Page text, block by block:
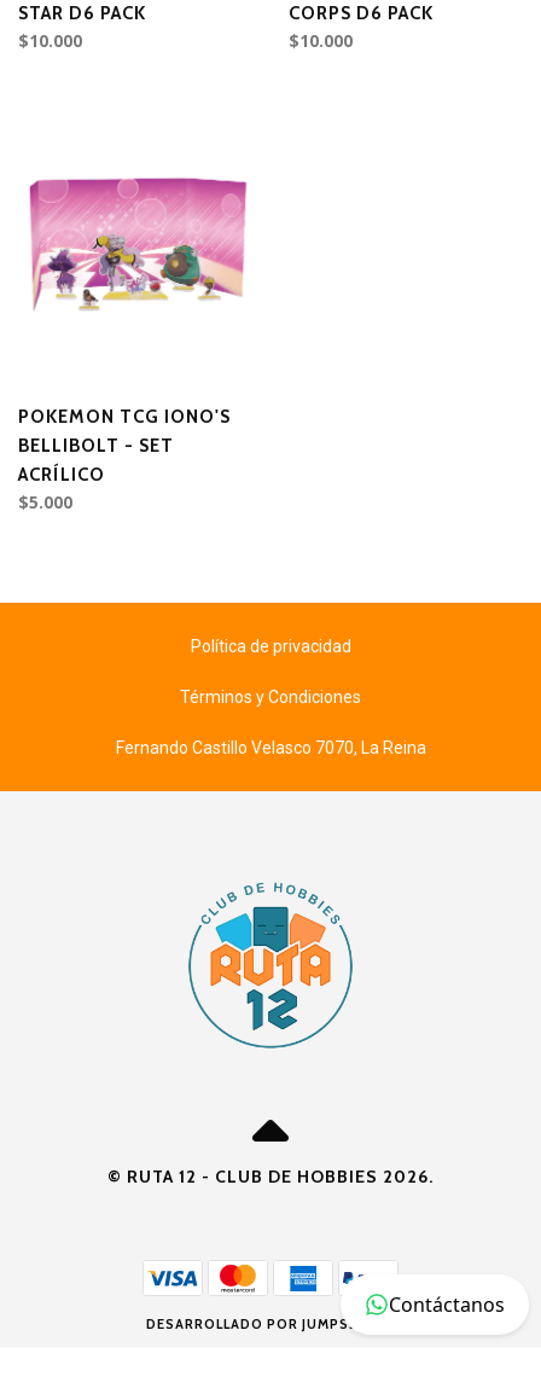
STAR D6 PACK
$10.000
CORPS D6 PACK
$10.000
POKEMON TCG IONO'S
BELLIBOLT - SET
ACRÍLICO
$5.000
Política de privacidad
Términos y Condiciones
Fernando Castillo Velasco 7070, La Reina
© RUTA 12 - CLUB DE HOBBIES 2026.
DESARROLLADO POR JUMPSELLER
Contáctanos